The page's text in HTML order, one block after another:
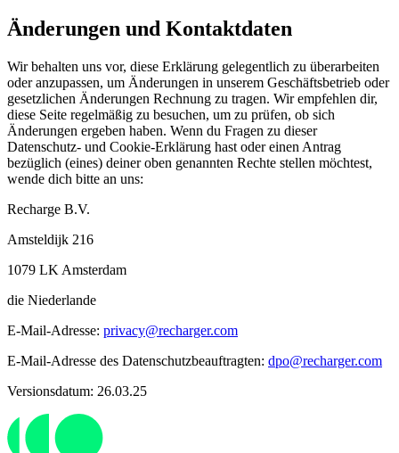
Änderungen und Kontaktdaten
Wir behalten uns vor, diese Erklärung gelegentlich zu überarbeiten
oder anzupassen, um Änderungen in unserem Geschäftsbetrieb oder
gesetzlichen Änderungen Rechnung zu tragen. Wir empfehlen dir,
diese Seite regelmäßig zu besuchen, um zu prüfen, ob sich
Änderungen ergeben haben. Wenn du Fragen zu dieser
Datenschutz- und Cookie-Erklärung hast oder einen Antrag
bezüglich (eines) deiner oben genannten Rechte stellen möchtest,
wende dich bitte an uns:
Recharge B.V.
Amsteldijk 216
1079 LK Amsterdam
die Niederlande
E-Mail-Adresse: privacy@recharger.com
E-Mail-Adresse des Datenschutzbeauftragten: dpo@recharger.com
Versionsdatum: 26.03.25